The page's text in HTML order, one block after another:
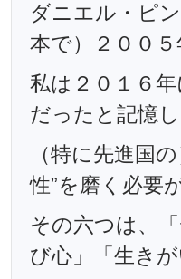
ダニエル・ピ
本で）２００
私は２０１６
だったと記憶
（特に先進国
性”を磨く必要
その六つは、
び心」「生き